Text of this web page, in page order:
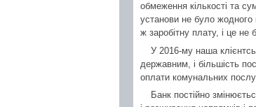
обмеження кількості та
установи не було
ж заробітну плату, і це не
У 2016-му наша
державним, і більшість
оплати комунальних
Банк постійно